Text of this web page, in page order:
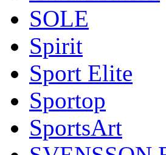
SOLE
Spirit
Sport Elite
Sportop
SportsArt